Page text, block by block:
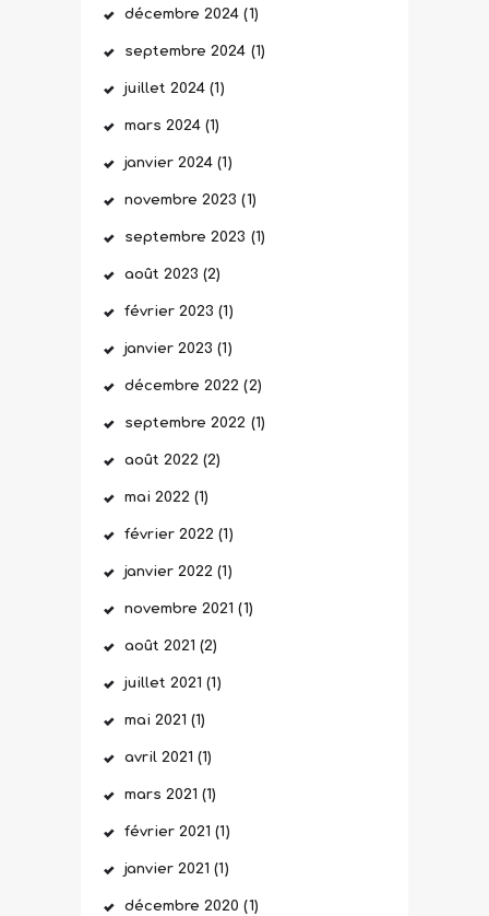
décembre2024 (1)
septembre2024 (1)
juillet2024 (1)
mars 2024 (1)
janvier2024 (1)
novembre2023 (1)
septembre2023 (1)
août 2023 (2)
février2023 (1)
janvier2023 (1)
décembre2022 (2)
septembre2022 (1)
août 2022 (2)
mai 2022 (1)
février2022 (1)
janvier2022 (1)
novembre2021 (1)
août 2021 (2)
juillet2021 (1)
mai 2021 (1)
avril 2021 (1)
mars 2021 (1)
février2021 (1)
janvier2021 (1)
décembre2020 (1)